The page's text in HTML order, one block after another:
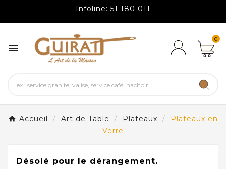
Infoline: 51 180 011

0
Accueil Art de Table Plateaux
Plateaux en
Verre
Désolé pour le dérangement.